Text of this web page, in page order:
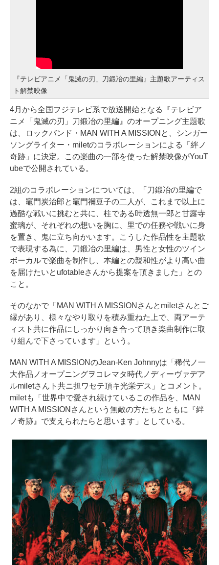
『テレビアニメ「鬼滅の刃」刀鍛冶の里編』主題歌アーティス
ト解禁映像
4月から全国フジテレビ系で放送開始となる『テレビア
ニメ「鬼滅の刃」刀鍛冶の里編』のオープニング主題歌
は、ロックバンド・MAN WITH A MISSIONと、シンガー
ソングライター・miletのコラボレーションによる「絆ノ
奇跡」に決定。この楽曲の一部を使った解禁映像がYouT
ubeで公開されている。
2組のコラボレーションについては、「刀鍛冶の里編で
は、竈門炭治郎と竈門禰豆子の二人が、これまで以上に
過酷な戦いに挑むと共に、柱である時透無一郎と甘露寺
蜜璃が、それぞれの想いを胸に、里での任務や戦いに身
を置き、鬼に立ち向かいます。こうした作品性を主題歌
で表現する為に、刀鍛冶の里編は、男性と女性のツイン
ボーカルで楽曲を制作し、本編との親和性がより高い曲
を届けたいとufotableさんから提案を頂きました」との
こと。
そのなかで「MAN WITH A MISSIONさんとmiletさんとご
縁があり、様々なやり取りを積み重ねた上で、両アーテ
ィスト共に作品にしっかり向き合って頂き楽曲制作に取
り組んで下さっています」という。
MAN WITH A MISSIONのJean-Ken Johnnyは「稀代ノ一
大作品ノオープニングヲコレマタ時代ノディーヴァデア
ルmiletさんト共ニ担ワセテ頂キ光栄デス」とコメント。
miletも「世界中で愛され続けているこの作品を、MAN
WITH A MISSIONさんという無敵の方たちとともに『絆
ノ奇跡』で支えられたらと思います」としている。